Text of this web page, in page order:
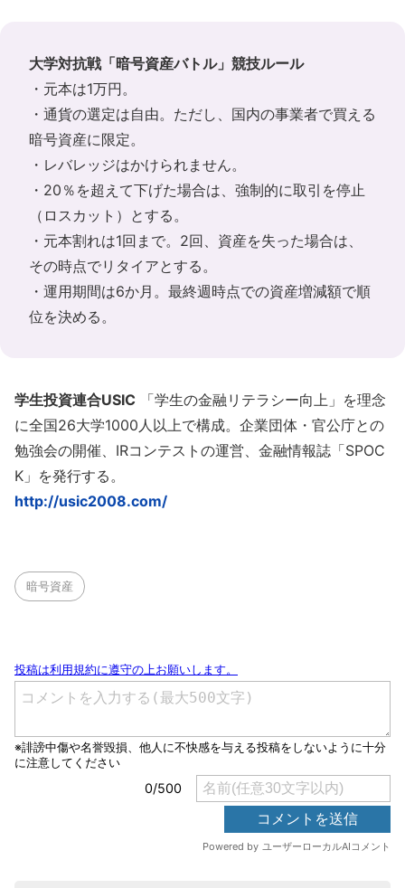
大学対抗戦「暗号資産バトル」競技ルール
・元本は1万円。
・通貨の選定は自由。ただし、国内の事業者で買える
暗号資産に限定。
・レバレッジはかけられません。
・20％を超えて下げた場合は、強制的に取引を停止
（ロスカット）とする。
・元本割れは1回まで。2回、資産を失った場合は、
その時点でリタイアとする。
・運用期間は6か月。最終週時点での資産増減額で順
位を決める。
学生投資連合USIC 「学生の金融リテラシー向上」を理念
に全国26大学1000人以上で構成。企業団体・官公庁との
勉強会の開催、IRコンテストの運営、金融情報誌「SPOC
K」を発行する。
http://usic2008.com/
暗号資産